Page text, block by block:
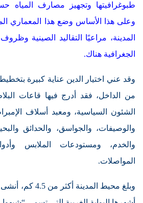
طبوغرافيتها وتجهيز مصارف المياه
وعلى هذا الأساس وضع هذا المعماري
المدينة، مراعيًا التقاليد الصينية
الجغرافية هناك.
وقد عني اختيار الدين عناية كبيرة
من الداخل، فقد أدرج فيها قاعات
الشئون السياسية، ومعبد أسلاف
والوصيفات، والجواسق، والحدائق
والخدم، ومستودعات الملابس
المواصلات.